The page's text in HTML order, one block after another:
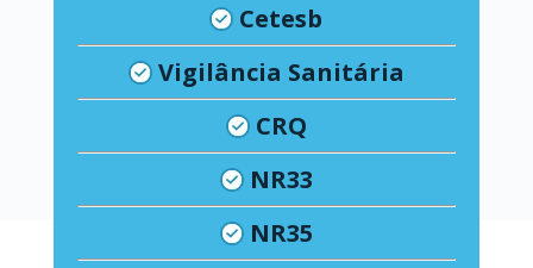
Cetesb
Vigilância Sanitária
CRQ
NR33
NR35